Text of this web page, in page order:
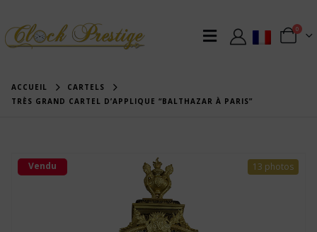
0
ACCUEIL
CARTELS
TRÈS GRAND CARTEL D’APPLIQUE “BALTHAZAR À PARIS”
13 photos
Vendu